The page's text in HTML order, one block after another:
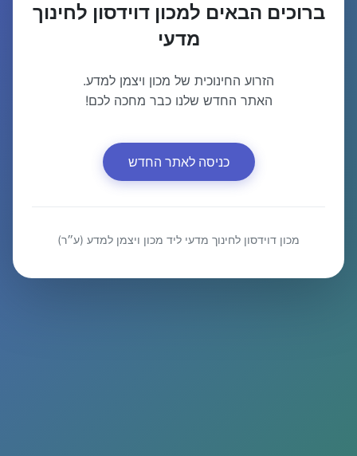
ברוכים הבאים למכון דוידסון לחינוך
מדעי
הזרוע החינוכית של מכון ויצמן למדע.
האתר החדש שלנו כבר מחכה לכם!
כניסה לאתר החדש
מכון דוידסון לחינוך מדעי ליד מכון ויצמן למדע (ע״ר)